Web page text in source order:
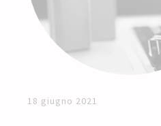
18 giugno 2021